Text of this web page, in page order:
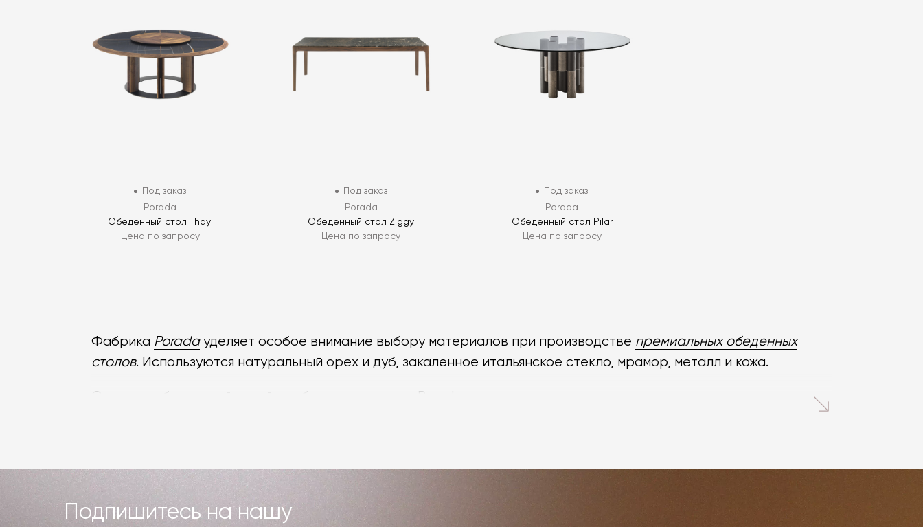
Под заказ
Porada
Обеденный стол Thayl
Цена по запросу
Под заказ
Porada
Обеденный стол Ziggy
Цена по запросу
Под заказ
Porada
Обеденный стол Pilar
Цена по запросу
Фабрика Poradaуделяет особое внимание выбору материалов при производстве премиальных обеденных
столов. Используются натуральный орех и дуб, закаленное итальянское стекло, мрамор, металл и кожа.
скульптурных оснований.
Минимализм с декоративными акцентами. Стильные и современные столы Porada выглядят без излишней
перегруженности, но с акцентом на текстуры и детали.
Подпишитесь на нашу